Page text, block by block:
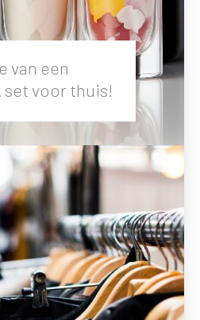
van een
voor thuis!